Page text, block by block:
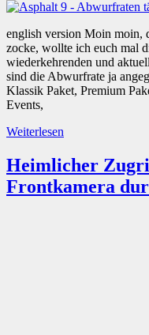
english version Moin moin,
zocke, wollte ich euch mal
wiederkehrenden und
sind die Abwurfrate ja
Klassik Paket, Premium
Events,
Weiterlesen
Heimlicher
Frontkamera